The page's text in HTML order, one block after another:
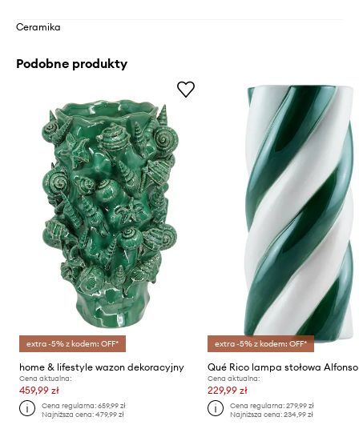
Ceramika
Podobne produkty
extra -5% z kodem: OFF*
home & lifestyle wazon dekoracyjny
Cena aktualna:
459,99 zł
Cena regularna:659,99 zł
Najniższa cena:479,99 zł
extra -5% z kodem: OFF*
Cena aktualna:
229,99 zł
Cena regularna: 279,99 zł
Najniższa cena: 234,99 zł